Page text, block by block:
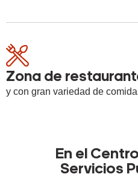
Zona de
y con gran variedad de
En el
Servicios